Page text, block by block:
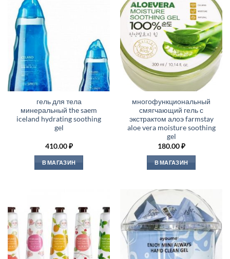
гель для тела
минеральный the saem
iceland hydrating soothing
gel
410.00₽
В МАГАЗИН
многофункциональный
смягчающий гель с
экстрактом алоэ farmstay
aloe vera moisture soothing
gel
180.00₽
В МАГАЗИН